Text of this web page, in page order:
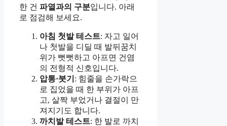
한 건 파열과의 구분입니다. 아래
로 점검해 보세요.
아침 첫발 테스트: 자고 일어
나 첫발을 디딜 때 발뒤꿈치
위가 뻣뻣하고 아프면 건염
의 전형적 신호입니다.
압통·붓기 : 힘줄을 손가락으
로 집었을 때 한 부위가 아프
고, 살짝 부었거나 결절이 만
져지기도 합니다.
까치발 테스트: 한 발로 까치